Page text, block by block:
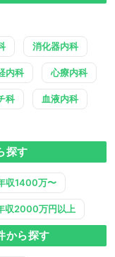
消化器内科
内科 心療内科
科 血液内科
探す
収1400万〜
収2000万円以上
から探す